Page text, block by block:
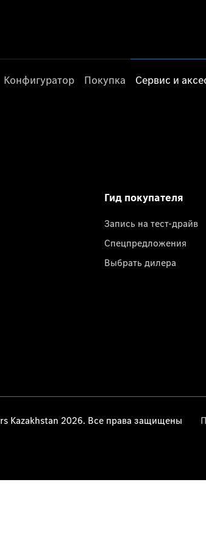
Конфигуратор Покупка Сервис и
Гид покупателя
Запись на тест-драйв
Спецпредложения
Выбрать дилера
Kazakhstan 2026. Все права защищены